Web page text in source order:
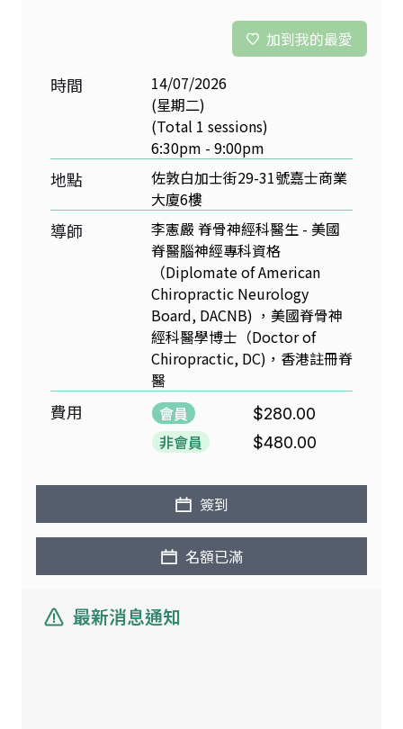
加到我的最愛
時間
14/07/2026
(星期二)
(Total 1 sessions)
6:30pm - 9:00pm
地點
佐敦白加士街29-31號嘉士商業
大廈6樓
導師
李憲嚴 脊骨神經科醫生 - 美國
脊醫腦神經專科資格
（Diplomate of American
Chiropractic Neurology
Board, DACNB) ，美國脊骨神
經科醫學博士（Doctor of
Chiropractic, DC)，香港註冊脊
醫
費用 會員 $280.00
非會員 $480.00
簽到
名額已滿
最新消息通知